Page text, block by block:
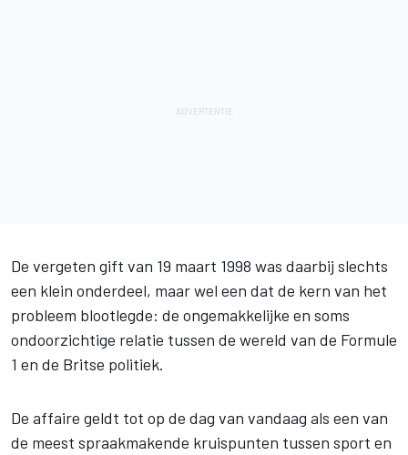
De vergeten gift van 19 maart 1998 was daarbij slechts
een klein onderdeel, maar wel een dat de kern van het
probleem blootlegde: de ongemakkelijke en soms
ondoorzichtige relatie tussen de wereld van de Formule
1 en de Britse politiek.
De affaire geldt tot op de dag van vandaag als een van
de meest spraakmakende kruispunten tussen sport en